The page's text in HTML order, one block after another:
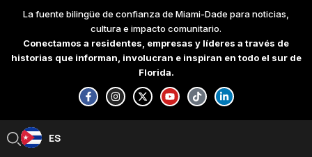
content
La fuente bilingüe de confianza de Miami-Dade para noticias,
cultura e impacto comunitario.
Conectamos a residentes, empresas y líderes a través de
historias que informan, involucran e inspiran en todo el sur de
Florida.
F
a
c
e
I
n
s
t
X
-
t
w
Y
o
u
t
T
i
k
t
L
i
n
k
ES
EN